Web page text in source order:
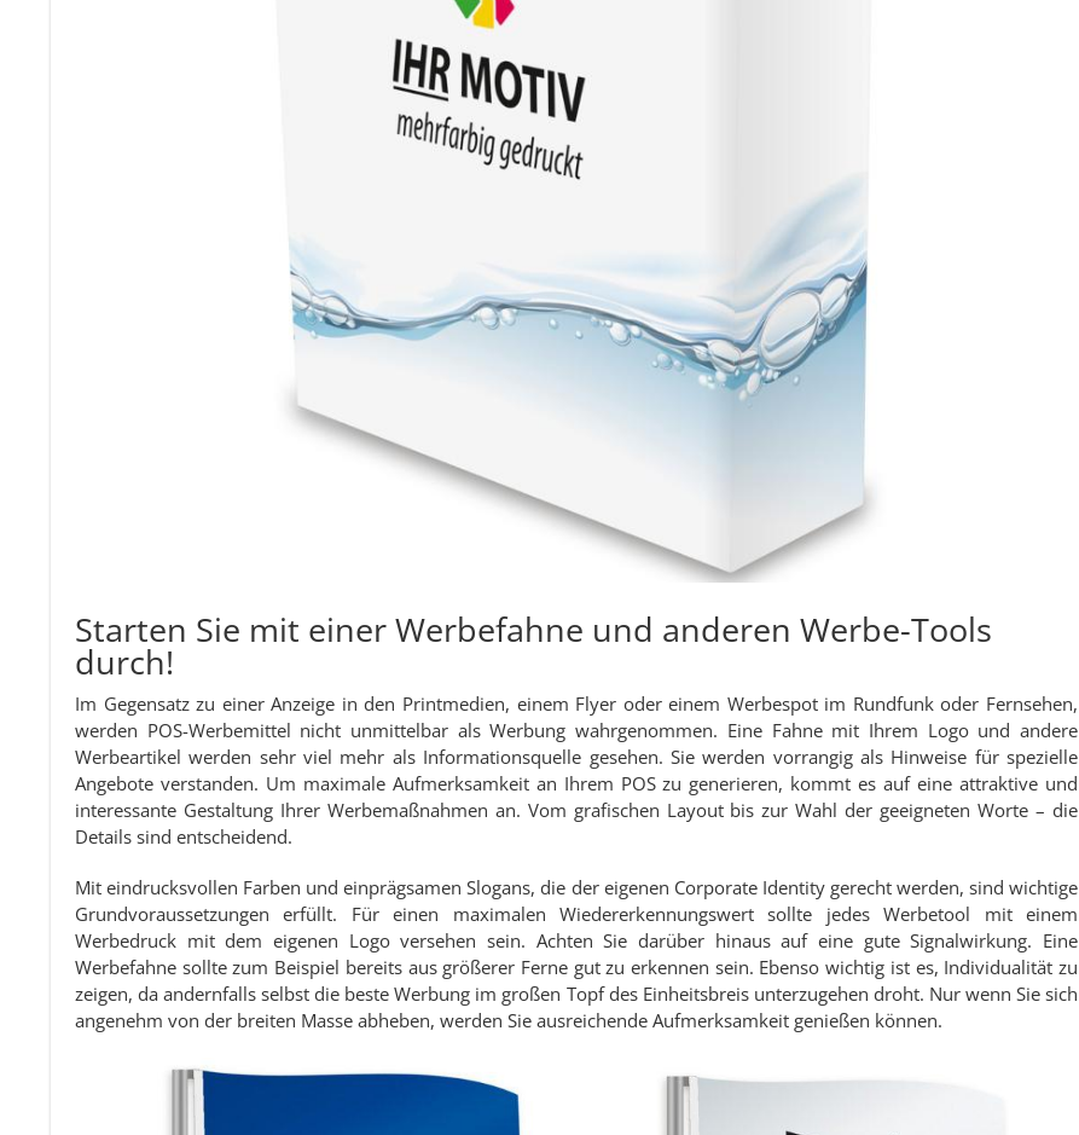
Starten Sie mit einer Werbefahne und anderen Werbe-Tools
durch!
Im Gegensatz zu einer Anzeige in den Printmedien, einem Flyer oder einem Werbespot im Rundfunk oder Fernsehen,
werden POS-Werbemittel nicht unmittelbar als Werbung wahrgenommen. Eine Fahne mit Ihrem Logo und andere
Werbeartikel werden sehr viel mehr als Informationsquelle gesehen. Sie werden vorrangig als Hinweise für spezielle
Angebote verstanden. Um maximale Aufmerksamkeit an Ihrem POS zu generieren, kommt es auf eine attraktive und
interessante Gestaltung Ihrer Werbemaßnahmen an. Vom grafischen Layout bis zur Wahl der geeigneten Worte – die
Details sind entscheidend.
Mit eindrucksvollen Farben und einprägsamen Slogans, die der eigenen Corporate Identity gerecht werden, sind wichtige
Grundvoraussetzungen erfüllt. Für einen maximalen Wiedererkennungswert sollte jedes Werbetool mit einem
Werbedruck mit dem eigenen Logo versehen sein. Achten Sie darüber hinaus auf eine gute Signalwirkung. Eine
Werbefahne sollte zum Beispiel bereits aus größerer Ferne gut zu erkennen sein. Ebenso wichtig ist es, Individualität zu
zeigen, da andernfalls selbst die beste Werbung im großen Topf des Einheitsbreis unterzugehen droht. Nur wenn Sie sich
angenehm von der breiten Masse abheben, werden Sie ausreichende Aufmerksamkeit genießen können.